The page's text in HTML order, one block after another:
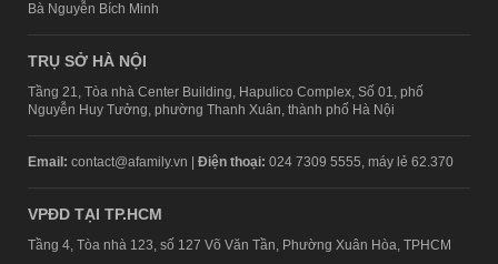
Bà Nguyễn Bích Minh
TRỤ SỞ HÀ NỘI
Tầng 21, Tòa nhà Center Building, Hapulico Complex, Số 01, phố
Nguyễn Huy Tưởng, phường Thanh Xuân, thành phố Hà Nội
Email: contact@afamily.vn | Điện thoại: 024 7309 5555, máy lẻ 62.370
VPĐD TẠI TP.HCM
Tầng 4, Tòa nhà 123, số 127 Võ Văn Tần, Phường Xuân Hòa, TPHCM